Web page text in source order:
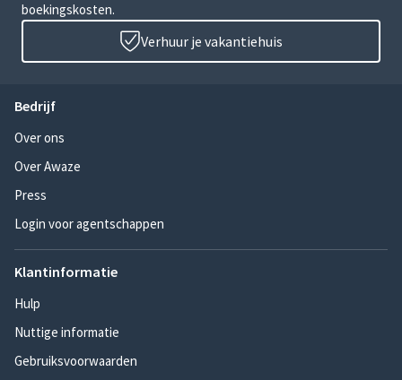
boekingskosten.
Verhuur je vakantiehuis
Bedrijf
Over ons
Over Awaze
Press
Login voor agentschappen
Klantinformatie
Hulp
Nuttige informatie
Gebruiksvoorwaarden